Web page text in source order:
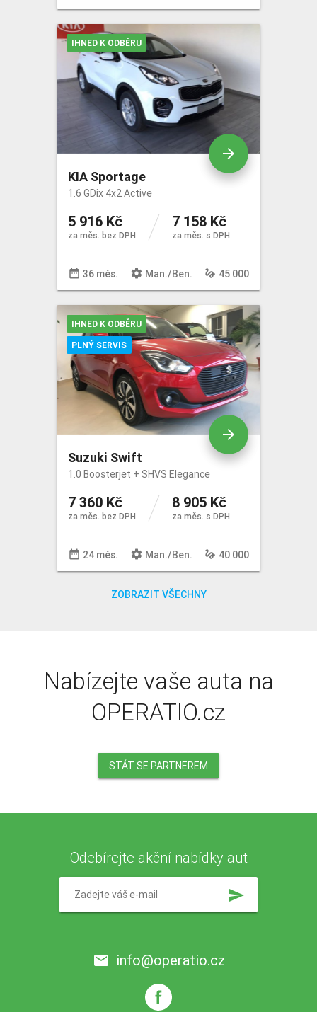
KIA Sportage
1.6 GDix 4x2 Active
5 916 Kč
za měs. bez DPH
7 158 Kč
za měs. s DPH
date_range 36 měs. settings Man./Ben. gesture 45 000
arrow_forward
IHNED K ODBĚRU
Suzuki Swift
1.0 Boosterjet + SHVS Elegance
7 360 Kč
za měs. bez DPH
8 905 Kč
za měs. s DPH
date_range 24 měs. settings Man./Ben. gesture 40 000
arrow_forward
IHNED K ODBĚRU
PLNÝ SERVIS
ZOBRAZIT VŠECHNY
Nabízejte vaše auta na
OPERATIO.cz
STÁT SE PARTNEREM
Odebírejte akční nabídky aut
send
email info@operatio.cz